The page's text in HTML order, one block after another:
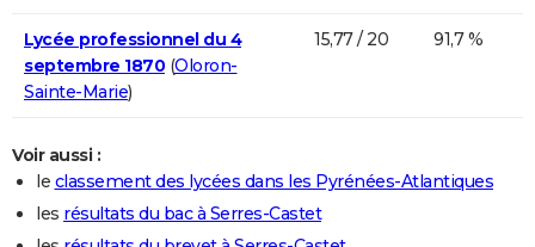
Lycée professionnel du 4
septembre 1870 (Oloron-
Sainte-Marie)
15,77 / 20 91,7 %
Voir aussi :
le classement des lycées dans les Pyrénées-Atlantiques
les résultats du bac à Serres-Castet